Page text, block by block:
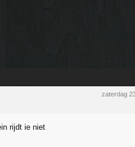
zaterdag
rijdt ie niet